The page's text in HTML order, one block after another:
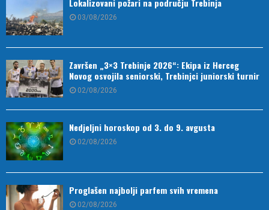
03/08/2026
Završen „3×3 Trebinje 2026“: Ekipa iz Herceg
Novog osvojila seniorski, Trebinjci juniorski turnir
02/08/2026
Nedjeljni horoskop od 3. do 9. avgusta
02/08/2026
Proglašen najbolji parfem svih vremena
02/08/2026